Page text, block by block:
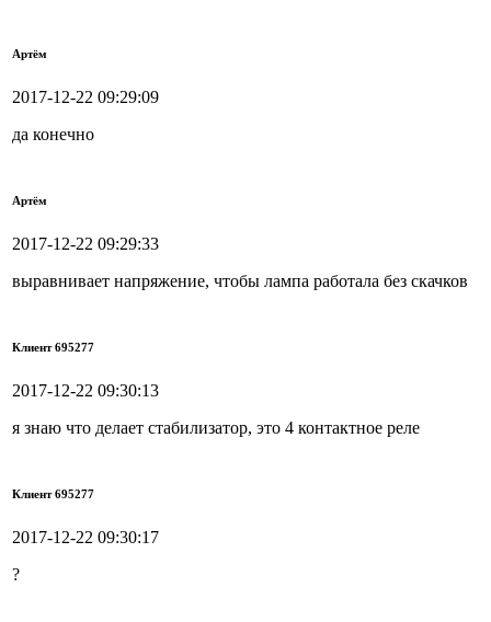
Артём
2017-12-22 09:29:09
да конечно
Артём
2017-12-22 09:29:33
выравнивает напряжение, чтобы лампа работала без скачков
Клиент 695277
2017-12-22 09:30:13
я знаю что делает стабилизатор, это 4 контактное реле
Клиент 695277
2017-12-22 09:30:17
?